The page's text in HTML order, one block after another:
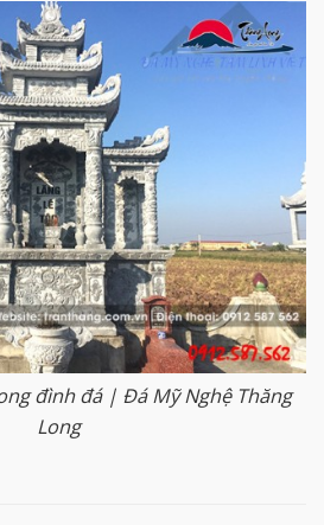
đình đá | Đá Mỹ Nghệ Thăng
Long